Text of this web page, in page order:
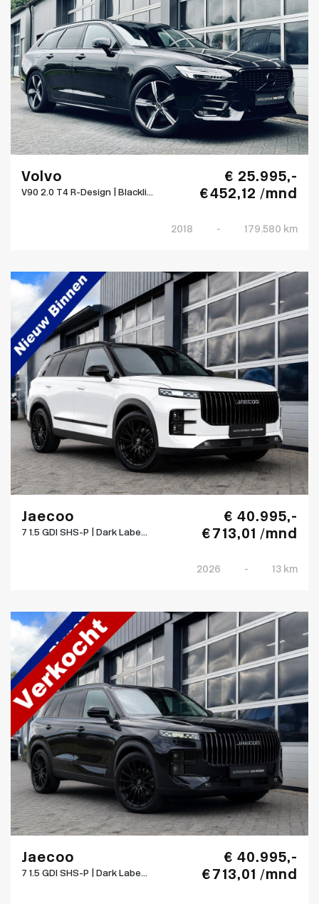
Volvo
V90 2.0 T4 R-Design | Blackli...
€ 25.995,-
€ 452,12 /mnd
2018 - 179.580 km
Jaecoo
7 1.5 GDI SHS-P | Dark Labe...
€ 40.995,-
€ 713,01 /mnd
2026 - 13 km
Jaecoo
7 1.5 GDI SHS-P | Dark Labe...
€ 40.995,-
€ 713,01 /mnd